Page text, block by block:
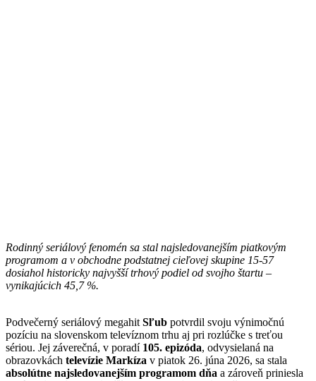
Rodinný seriálový fenomén sa stal najsledovanejším piatkovým
programom a v obchodne podstatnej cieľovej skupine 15-57
dosiahol historicky najvyšší trhový podiel od svojho štartu –
vynikajúcich 45,7 %.
Podvečerný seriálový megahit Sľub potvrdil svoju výnimočnú
pozíciu na slovenskom televíznom trhu aj pri rozlúčke s treťou
sériou. Jej záverečná, v poradí 105. epizóda, odvysielaná na
obrazovkách televízie Markíza v piatok 26. júna 2026, sa stala
absolútne najsledovanejším programom dňa a zároveň priniesla